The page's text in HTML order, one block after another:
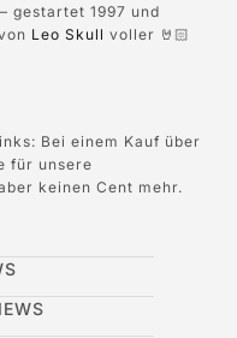
gestartet 1997 und
Leo Skull voller 🤘🏻
Bei einem Kauf über
für unsere
keinen Cent mehr.